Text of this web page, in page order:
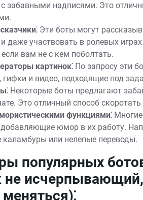
с забавными надписями. Это
Эти боты могут
даже участвовать в ролевых
вам не с кем поболтать.
картинок⁚ По запросу эти
гифки и видео, подходящие под
Некоторые боты предлагают
Это отличный способ
функциями⁚
юмор в их работу.
каламбуры или нелепые переводы.
популярных
не